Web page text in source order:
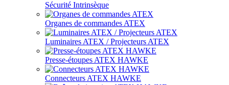
Sécurité Intrinsèque
Organes de commandes ATEX
Luminaires ATEX / Projecteurs ATEX
Presse-étoupes ATEX HAWKE
Connecteurs ATEX HAWKE